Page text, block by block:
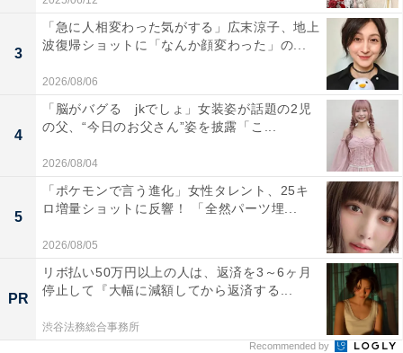
3
「急に人相変わった気がする」広末涼子、地上
波復帰ショットに「なんか顔変わった」の...
2026/08/06
4
「脳がバグる jkでしょ」女装姿が話題の2児
の父、“今日のお父さん”姿を披露「こ...
2026/08/04
5
「ポケモンで言う進化」女性タレント、25キ
ロ増量ショットに反響！ 「全然パーツ埋...
2026/08/05
PR
リボ払い50万円以上の人は、返済を3～6ヶ月
停止して『大幅に減額してから返済する...
渋谷法務総合事務所
Recommended by